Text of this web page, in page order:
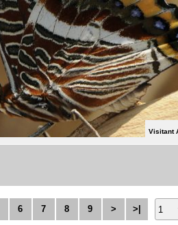
Visitant
6 7 8 9 > >|